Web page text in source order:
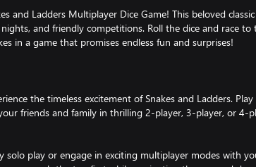
and Ladders Multiplayer Dice Game! This beloved
and friendly competitions. Roll the dice and race to
in a game that promises endless fun and surprises!
the timeless excitement of Snakes and Ladders.
friends and family in thrilling 2-player, 3-player, or 4-
solo play or engage in exciting multiplayer modes with